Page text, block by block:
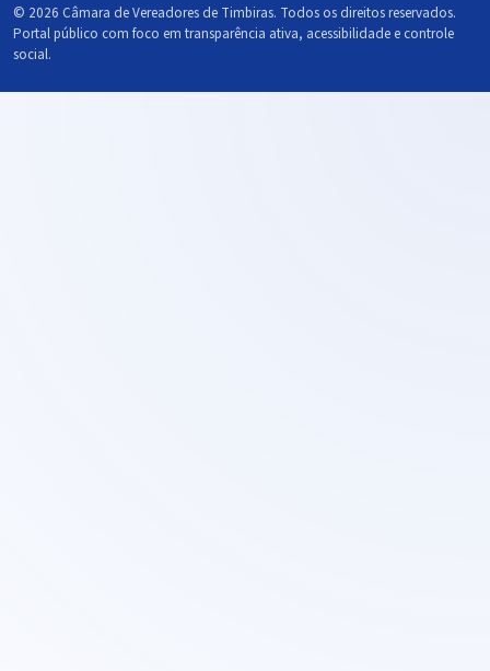
© 2026 Câmara de Vereadores de Timbiras. Todos os direitos reservados.
Portal público com foco em transparência ativa, acessibilidade e controle
social.